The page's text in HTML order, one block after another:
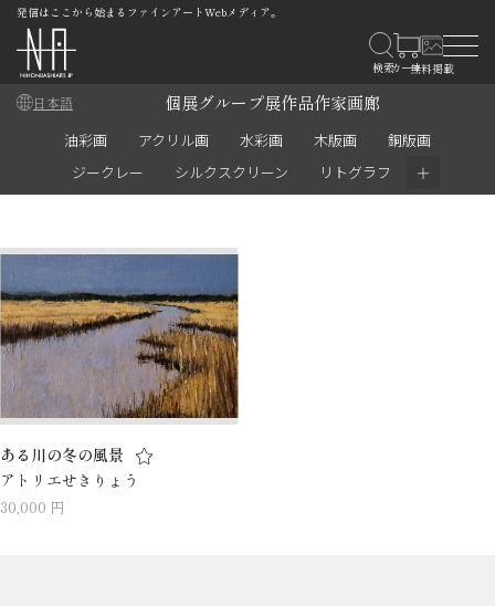
発信はここから始まるファインアートWebメディア。
日本語 個展グループ展作品作家画廊
油彩画 アクリル画 水彩画 木版画
銅版画
ジークレー
シルクスクリーン リトグラフ ＋
ある川の冬の風景
アトリエせきりょう
30,000 円